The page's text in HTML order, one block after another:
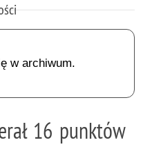
w archiwum.
16 punktów